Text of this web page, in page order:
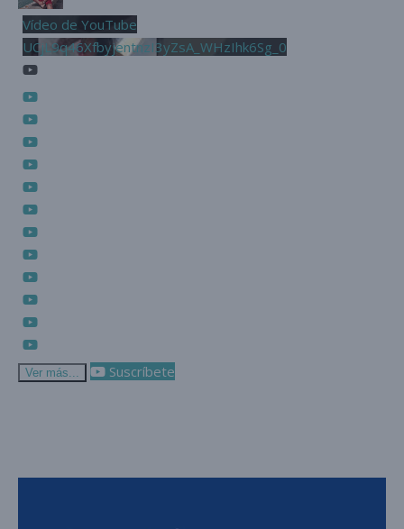
Vídeo de YouTube
UCjL9q46XfbyjentnzI3yZsA_WHzIhk6Sg_0
Ver más... Suscríbete